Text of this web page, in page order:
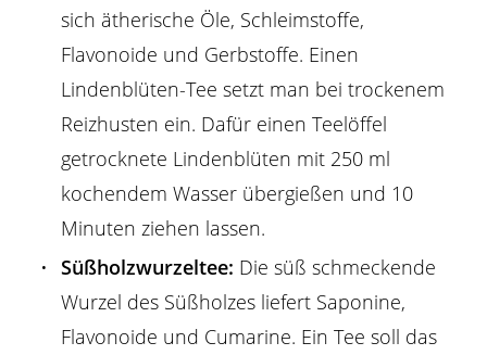
sich ätherische Öle, Schleimstoffe,
Flavonoide und Gerbstoffe. Einen
Lindenblüten-Tee setzt man bei trockenem
Reizhusten ein. Dafür einen Teelöffel
getrocknete Lindenblüten mit 250 ml
kochendem Wasser übergießen und 10
Minuten ziehen lassen.
Süßholzwurzeltee: Die süß schmeckende
Wurzel des Süßholzes liefert Saponine,
Flavonoide und Cumarine. Ein Tee soll das